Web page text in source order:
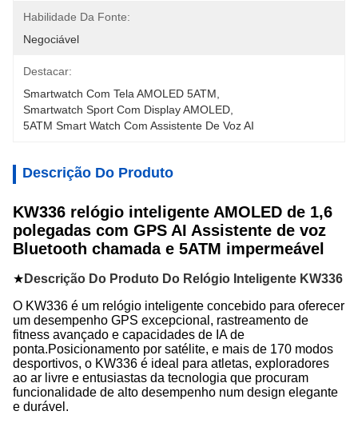
Habilidade Da Fonte:
Negociável
Destacar:
Smartwatch Com Tela AMOLED 5ATM
Smartwatch Sport Com Display AMOLED
5ATM Smart Watch Com Assistente De Voz AI
Descrição Do Produto
KW336 relógio inteligente AMOLED de 1,6
polegadas com GPS AI Assistente de voz
Bluetooth chamada e 5ATM impermeável
★ Descrição Do Produto Do Relógio Inteligente KW336
O KW336 é um relógio inteligente concebido para oferecer
um desempenho GPS excepcional, rastreamento de
fitness avançado e capacidades de IA de
ponta.Posicionamento por satélite, e mais de 170 modos
desportivos, o KW336 é ideal para atletas, exploradores
ao ar livre e entusiastas da tecnologia que procuram
funcionalidade de alto desempenho num design elegante
e durável.